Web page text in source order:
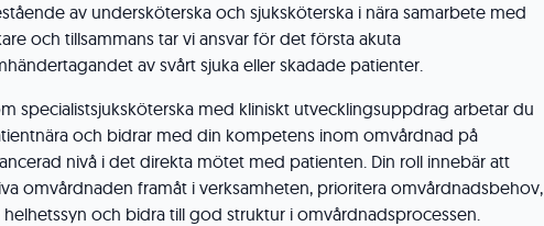
av undersköterska och sjuksköterska i nära samarbete med
och tillsammans tar vi ansvar för det första akuta
av svårt sjuka eller skadade patienter.
specialistsjuksköterska med kliniskt utvecklingsuppdrag arbetar du
och bidrar med din kompetens inom omvårdnad på
nivå i det direkta mötet med patienten. Din roll innebär att
omvårdnaden framåt i verksamheten, prioritera omvårdnadsbehov,
helhetssyn och bidra till god struktur i omvårdnadsprocessen.